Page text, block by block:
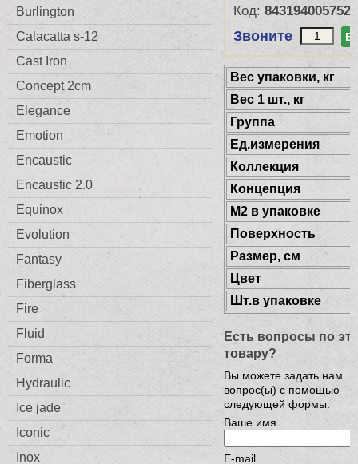
Burlington
Calacatta s-12
Cast Iron
Concept 2cm
Elegance
Emotion
Encaustic
Encaustic 2.0
Equinox
Evolution
Fantasy
Fiberglass
Fire
Fluid
Forma
Hydraulic
Ice jade
Iconic
Inox
Код: 8431940057526
Звоните В
Веc упаковки, кг
Вес 1 шт., кг
Группа
Ед.измерения
Коллекция
Концепция
М2 в упаковке
Поверхность
Размер, см
Цвет
Шт.в упаковке
Есть вопросы по
товару?
Вы можете задать нам
вопрос(ы) с помощью
следующей формы.
Ваше имя
E-mail